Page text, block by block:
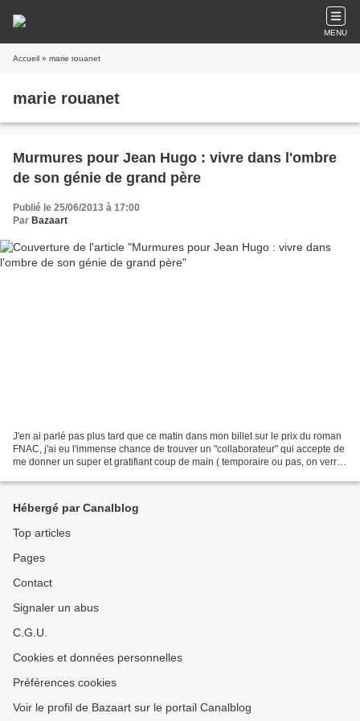
MENU
Accueil » marie rouanet
marie rouanet
Murmures pour Jean Hugo : vivre dans l'ombre
de son génie de grand père
Publié le 25/06/2013 à 17:00
Par Bazaart
J'en ai parlé pas plus tard que ce matin dans mon billet sur le prix du roman
FNAC, j'ai eu l'immense chance de trouver un "collaborateur" qui accepte de
me donner un super et gratifiant coup de main ( temporaire ou pas, on verra
Hébergé par Canalblog
Top articles
Pages
Contact
Signaler un abus
C.G.U.
Cookies et données personnelles
Préférences cookies
Voir le profil de Bazaart sur le portail Canalblog